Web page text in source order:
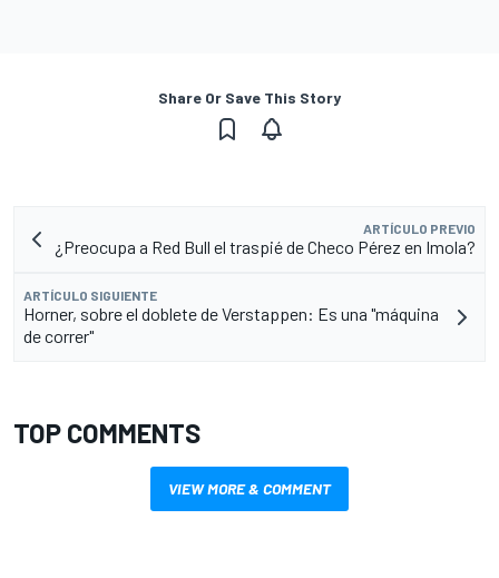
Share Or Save This Story
ARTÍCULO PREVIO
¿Preocupa a Red Bull el traspié de Checo Pérez en Imola?
ARTÍCULO SIGUIENTE
Horner, sobre el doblete de Verstappen: Es una "máquina
de correr"
TOP COMMENTS
VIEW MORE & COMMENT